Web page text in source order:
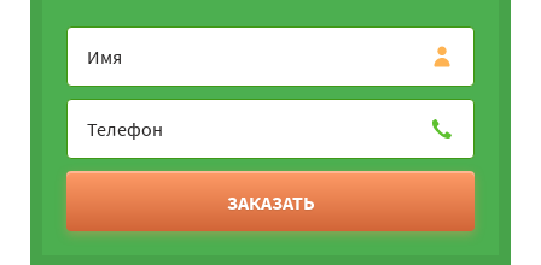
ЗАКАЗАТЬ